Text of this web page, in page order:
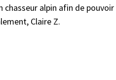
alpin afin de pouvoir
Claire Z.